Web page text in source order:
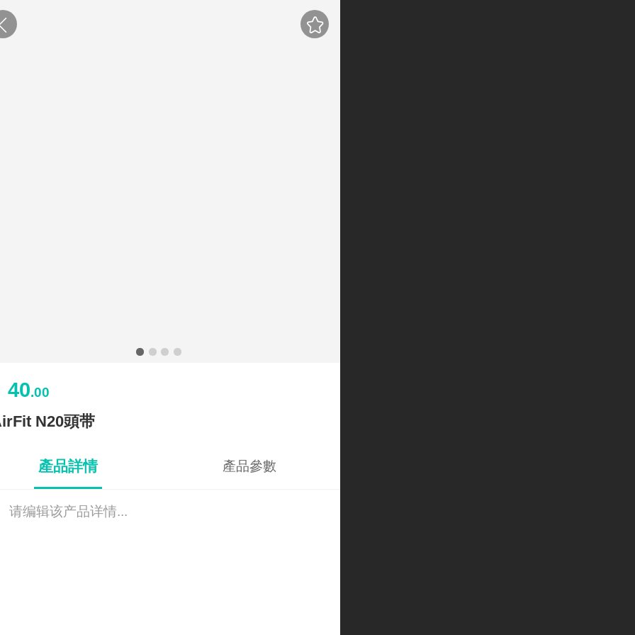
40.00
N20頭带
產品詳情 產品參數
请编辑该产品详情...